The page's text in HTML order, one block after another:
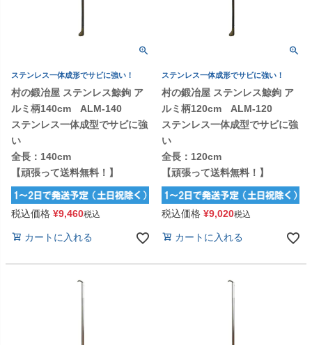
ステンレス一体成形でサビに強い！
村の鍛冶屋 ステンレス鯨鉤 ア
ルミ柄140cm ALM-140
ステンレス一体成型でサビに強
い
全長：140cm
【頑張って送料無料！】
税込価格 ¥9,460税込
カートに入れる
ステンレス一体成形でサビに強い！
村の鍛冶屋 ステンレス鯨鉤 ア
ルミ柄120cm ALM-120
ステンレス一体成型でサビに強
い
全長：120cm
【頑張って送料無料！】
税込価格 ¥9,020税込
カートに入れる